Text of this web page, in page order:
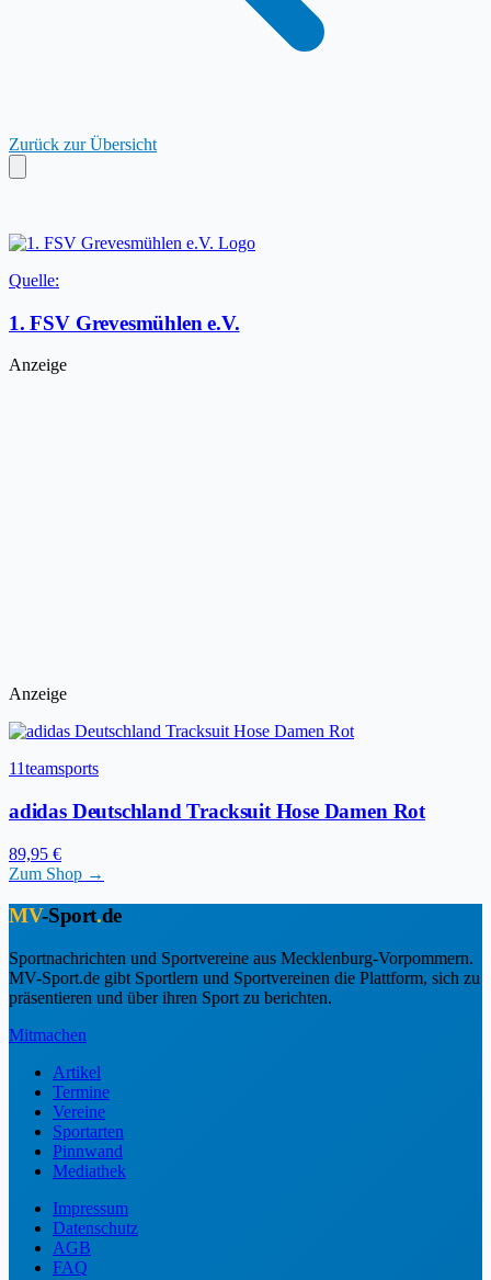
Zurück zur Übersicht
Quelle:
1. FSV Grevesmühlen e.V.
Anzeige
Anzeige
11teamsports
adidas Deutschland Tracksuit Hose Damen Rot
89,95 €
Zum Shop →
MV-Sport.de
Sportnachrichten und Sportvereine aus Mecklenburg-Vorpommern.
MV-Sport.de gibt Sportlern und Sportvereinen die Plattform, sich zu
präsentieren und über ihren Sport zu berichten.
Mitmachen
Artikel
Termine
Vereine
Sportarten
Pinnwand
Mediathek
Impressum
Datenschutz
AGB
FAQ